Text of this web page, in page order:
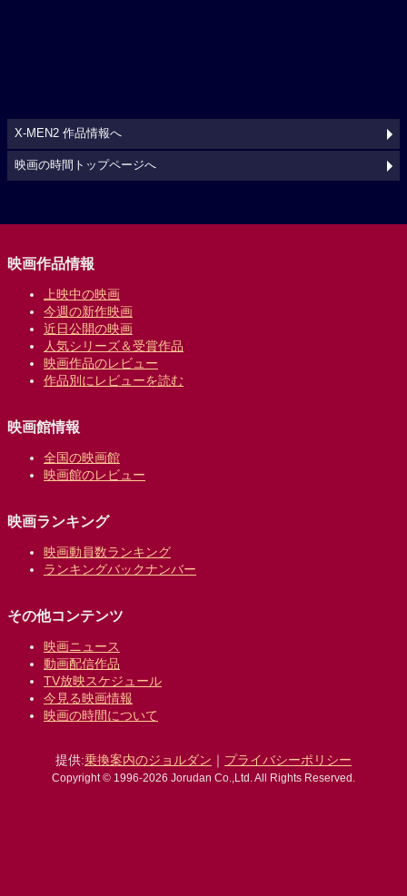
X-MEN2 作品情報へ
映画の時間トップページへ
映画作品情報
上映中の映画
今週の新作映画
近日公開の映画
人気シリーズ＆受賞作品
映画作品のレビュー
作品別にレビューを読む
映画館情報
全国の映画館
映画館のレビュー
映画ランキング
映画動員数ランキング
ランキングバックナンバー
その他コンテンツ
映画ニュース
動画配信作品
TV放映スケジュール
今見る映画情報
映画の時間について
提供:乗換案内のジョルダン ｜ プライバシーポリシー
Copyright © 1996-2026 Jorudan Co.,Ltd. All Rights Reserved.